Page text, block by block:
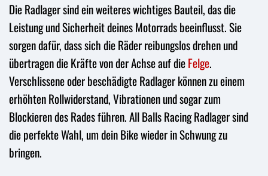
Die Radlager sind ein weiteres wichtiges Bauteil, das die
Leistung und Sicherheit deines Motorrads beeinflusst. Sie
sorgen dafür, dass sich die Räder reibungslos drehen und
übertragen die Kräfte von der Achse auf dieFelge.
Verschlissene oder beschädigte Radlager können zu einem
erhöhten Rollwiderstand, Vibrationen und sogar zum
Blockieren des Rades führen. All Balls Racing Radlager sind
die perfekte Wahl, um dein Bike wieder in Schwung zu
bringen.